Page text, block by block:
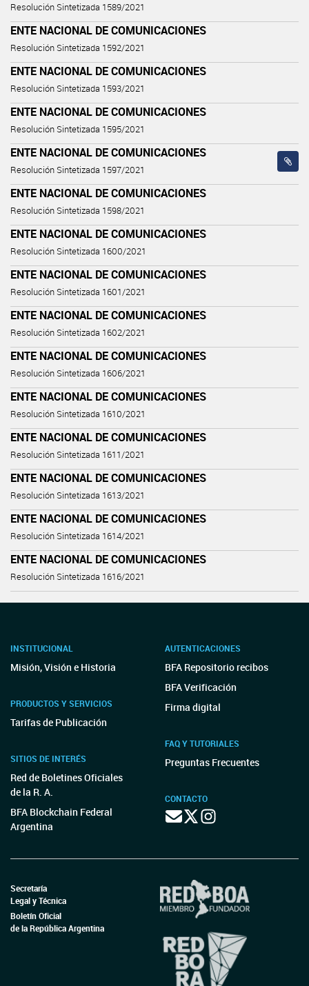
Resolución Sintetizada 1589/2021
ENTE NACIONAL DE COMUNICACIONES
Resolución Sintetizada 1592/2021
ENTE NACIONAL DE COMUNICACIONES
Resolución Sintetizada 1593/2021
ENTE NACIONAL DE COMUNICACIONES
Resolución Sintetizada 1595/2021
ENTE NACIONAL DE COMUNICACIONES
Resolución Sintetizada 1597/2021
ENTE NACIONAL DE COMUNICACIONES
Resolución Sintetizada 1598/2021
ENTE NACIONAL DE COMUNICACIONES
Resolución Sintetizada 1600/2021
ENTE NACIONAL DE COMUNICACIONES
Resolución Sintetizada 1601/2021
ENTE NACIONAL DE COMUNICACIONES
Resolución Sintetizada 1602/2021
ENTE NACIONAL DE COMUNICACIONES
Resolución Sintetizada 1606/2021
ENTE NACIONAL DE COMUNICACIONES
Resolución Sintetizada 1610/2021
ENTE NACIONAL DE COMUNICACIONES
Resolución Sintetizada 1611/2021
ENTE NACIONAL DE COMUNICACIONES
Resolución Sintetizada 1613/2021
ENTE NACIONAL DE COMUNICACIONES
Resolución Sintetizada 1614/2021
ENTE NACIONAL DE COMUNICACIONES
Resolución Sintetizada 1616/2021
INSTITUCIONAL
Misión, Visión e Historia
PRODUCTOS Y SERVICIOS
Tarifas de Publicación
SITIOS DE INTERÉS
Red de Boletines Oficiales
de la R. A.
BFA Blockchain Federal
Argentina
AUTENTICACIONES
BFA Repositorio recibos
BFA Verificación
Firma digital
FAQ Y TUTORIALES
Preguntas Frecuentes
CONTACTO
Secretaría
Legal y Técnica
Boletín Oficial
de la República Argentina